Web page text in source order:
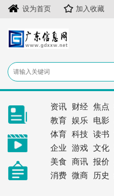
设为首页 加入收藏
资讯 财经 焦点
教育
娱乐 电影
体育
科技 读书
企业
游戏 文化
美食
商讯 报价
消费
微商 历史